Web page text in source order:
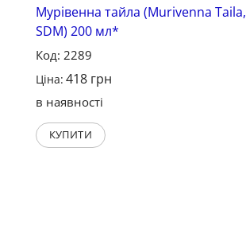
Мурівенна тайла (Murivenna Taila,
SDM) 200 мл*
Код: 2289
Ціна: 418 грн
в наявності
КУПИТИ